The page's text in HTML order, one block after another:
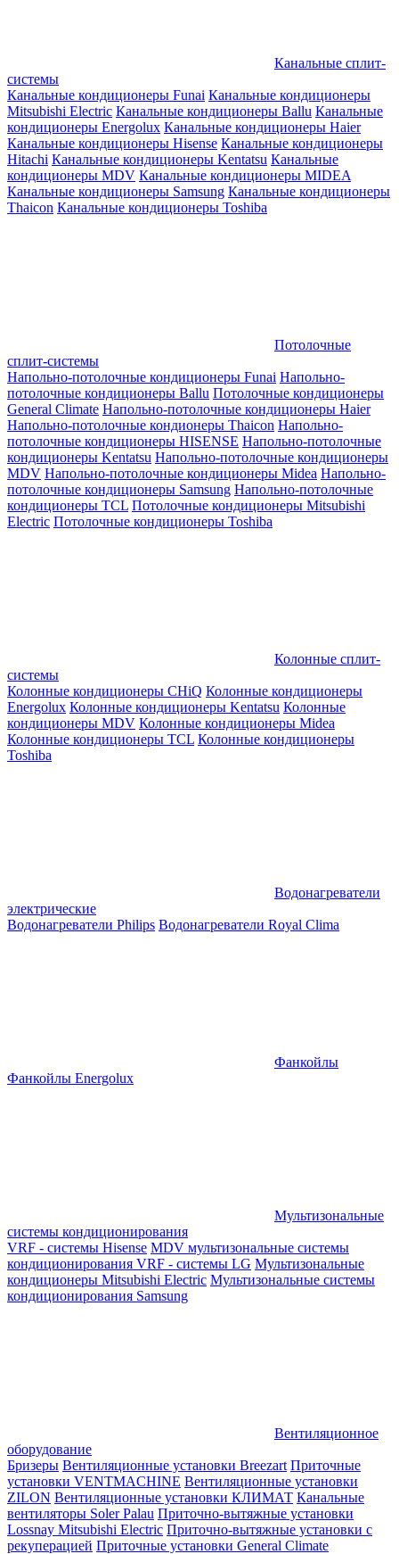
Канальные сплит-
системы
Канальные кондиционеры Funai Канальные кондиционеры
Mitsubishi Electric Канальные кондиционеры Ballu Канальные
кондиционеры Energolux Канальные кондиционеры Haier
Канальные кондиционеры Hisense Канальные кондиционеры
Hitachi Канальные кондиционеры Kentatsu Канальные
кондиционеры MDV Канальные кондиционеры MIDEA
Канальные кондиционеры Samsung Канальные кондиционеры
Thaicon Канальные кондиционеры Toshiba
Потолочные
сплит-системы
Напольно-потолочные кондиционеры Funai Напольно-
потолочные кондиционеры Ballu Потолочные кондиционеры
General Climate Напольно-потолочные кондиционеры Haier
Напольно-потолочные кондионеры Thaicon Напольно-
потолочные кондиционеры HISENSE Напольно-потолочные
кондиционеры Kentatsu Напольно-потолочные кондиционеры
MDV Напольно-потолочные кондиционеры Midea Напольно-
потолочные кондиционеры Samsung Напольно-потолочные
кондиционеры TCL Потолочные кондиционеры Mitsubishi
Electric Потолочные кондиционеры Toshiba
Колонные сплит-
системы
Колонные кондиционеры CHiQ Колонные кондиционеры
Energolux Колонные кондиционеры Kentatsu Колонные
кондиционеры MDV Колонные кондиционеры Midea
Колонные кондиционеры TCL Колонные кондиционеры
Toshiba
Водонагреватели
электрические
Водонагреватели Philips Водонагреватели Royal Clima
Фанкойлы
Фанкойлы Energolux
Мультизональные
системы кондиционирования
VRF - системы Hisense MDV мультизональные системы
кондиционирования VRF - системы LG Мультизональные
кондиционеры Mitsubishi Electric Мультизональные системы
кондиционирования Samsung
Вентиляционное
оборудование
Бризеры Вентиляционные установки Breezart Приточные
установки VENTMACHINE Вентиляционные установки
ZILON Вентиляционные установки КЛИМАТ Канальные
вентиляторы Soler Palau Приточно-вытяжные установки
Lossnay Mitsubishi Electric Приточно-вытяжные установки с
рекуперацией Приточные установки General Climate